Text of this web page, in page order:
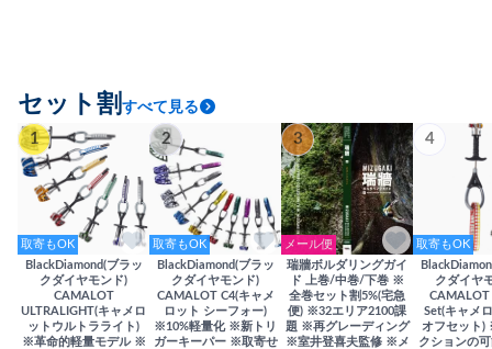
セット割 すべて見る
1
取寄もOK
BlackDiamond(ブラッ
クダイヤモンド)
CAMALOT
ULTRALIGHT(キャメロ
ットウルトラライト)
※革命的軽量モデル ※
2
取寄もOK
BlackDiamond(ブラッ
クダイヤモンド)
CAMALOT C4(キャメ
ロット シーフォー)
※10%軽量化 ※新トリ
ガーキーパー ※取寄せ
3
メール便
瑞牆ボルダリングガイ
ド 上巻/中巻/下巻 ※
全巻セット割5%(宅急
便) ※32エリア2100課
題 ※再グレーディング
※室井登喜夫監修 ※メ
4
取寄もOK
クダイヤ
Set(キャメ
オフセット)
クションの